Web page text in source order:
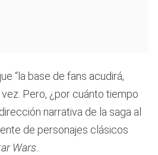
“la base de fans acudirá,
Pero, ¿por cuánto tiempo
narrativa de la saga al
de personajes clásicos
Wars.